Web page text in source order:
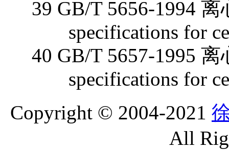
39 GB/T 5656-1994
specifications for
40 GB/T 5657-1995
specifications for
Copyright © 2004-2021
All